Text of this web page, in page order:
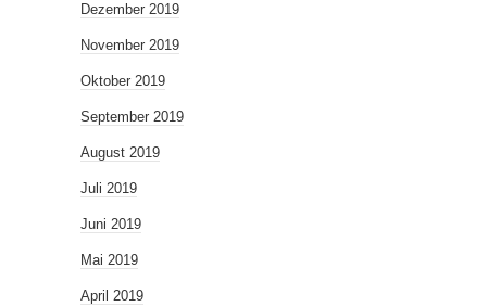
Dezember 2019
November 2019
Oktober 2019
September 2019
August 2019
Juli 2019
Juni 2019
Mai 2019
April 2019